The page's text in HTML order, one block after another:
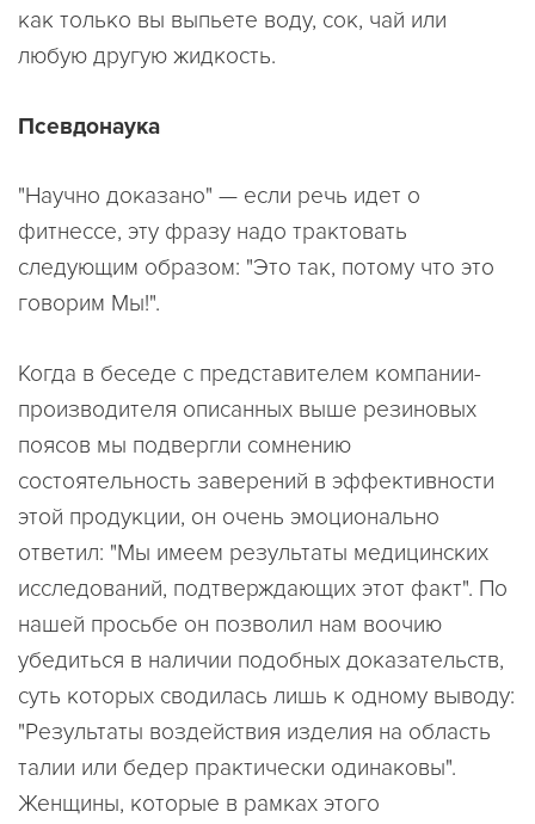
как только вы выпьете воду, сок, чай или
любую другую жидкость.
Псевдонаука
"Научно доказано" — если речь идет о
фитнессе, эту фразу надо трактовать
следующим образом: "Это так, потому что это
говорим Мы!".
Когда в беседе с представителем компании-
производителя описанных выше резиновых
поясов мы подвергли сомнению
состоятельность заверений в эффективности
этой продукции, он очень эмоционально
ответил: "Мы имеем результаты медицинских
исследований, подтверждающих этот факт". По
нашей просьбе он позволил нам воочию
убедиться в наличии подобных доказательств,
суть которых сводилась лишь к одному выводу:
"Результаты воздействия изделия на область
талии или бедер практически одинаковы".
Женщины, которые в рамках этого